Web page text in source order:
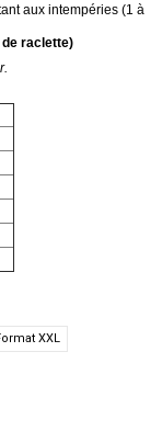
aux intempéries (1 à
raclette)
XXL